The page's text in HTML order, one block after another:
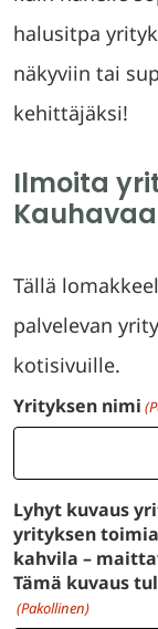
halusitpa
näkyviin tai
kehittäjäksi!
Ilmoita
Tällä
palvelevan
kotisivuille.
Yrityksen nimi
Lyhyt kuvaus
yrityksen
kahvila –
Tämä kuvaus
(Pakollinen)